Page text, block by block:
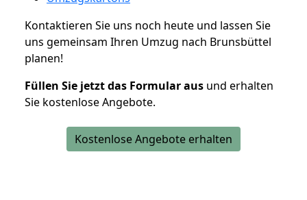
Kontaktieren Sie uns noch heute und lassen Sie
uns gemeinsam Ihren Umzug nach Brunsbüttel
planen!
Füllen Sie jetzt das Formular aus und erhalten
Sie kostenlose Angebote.
Kostenlose Angebote erhalten